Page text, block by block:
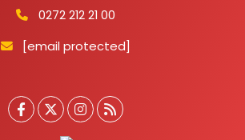
0272 212 21 00
[email protected]